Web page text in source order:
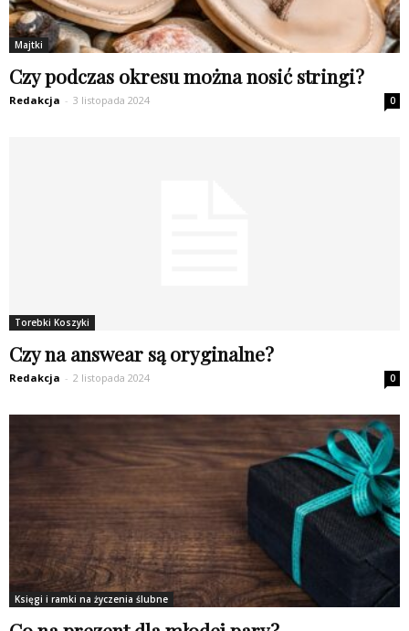
Majtki
Czy podczas okresu można nosić stringi?
Redakcja - 3 listopada 2024 0
Torebki Koszyki
Czy na answear są oryginalne?
Redakcja - 2 listopada 2024 0
Księgi i ramki na życzenia ślubne